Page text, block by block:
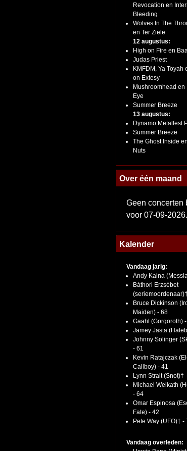
Revocation en
Bleeding
Wolves In The
en Ter Ziele
12 augustus:
High on Fire en
Judas Priest
KMFDM, Ya Toyah
on Extesy
Mushroomhead en
Eye
Summer Breeze
13 augustus:
Dynamo Metalfest
Summer Breeze
The Ghost Inside
Nuts
Over één maand
Geen concerten
voor 07-09-2026.
Kalender
Vandaag jarig:
Andy Kaina
Báthori Erzsébet
Bruce Dickinson
Maiden) - 68
Gaahl (Gorgoroth)
Jamey Jasta
Johnny Solinger
- 61
Kevin Ratajczak
Callboy) - 41
Lynn Strait (Snot)†
Michael Weikath
- 64
Omar Espinosa
Fate) - 42
Pete Way (UFO)† -
Vandaag overleden: